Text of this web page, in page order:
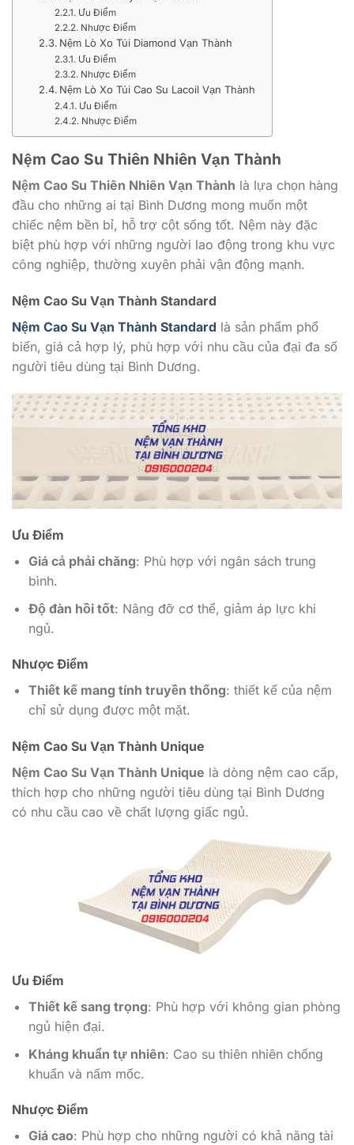
Ưu Điểm
Nhược Điểm
Nệm Lò Xo Túi Diamond Vạn Thành
Ưu Điểm
Nhược Điểm
Nệm Lò Xo Túi Cao Su Lacoil Vạn Thành
Ưu Điểm
Nhược Điểm
Nệm Cao Su Thiên Nhiên Vạn Thành
Nệm Cao Su Thiên Nhiên Vạn Thành là lựa chọn hàng
đầu cho những ai tại Bình Dương mong muốn một
chiếc nệm bền bỉ, hỗ trợ cột sống tốt. Nệm này đặc
biệt phù hợp với những người lao động trong khu vực
công nghiệp, thường xuyên phải vận động mạnh.
Nệm Cao Su Vạn Thành Standard
Nệm Cao Su Vạn Thành Standard là sản phẩm phổ
biến, giá cả hợp lý, phù hợp với nhu cầu của đại đa số
người tiêu dùng tại Bình Dương.
Ưu Điểm
Giá cả phải chăng: Phù hợp với ngân sách trung
bình.
Độ đàn hồi tốt: Nâng đỡ cơ thể, giảm áp lực khi
ngủ.
Nhược Điểm
Thiết kế mang tính truyền thống: thiết kế của nệm
chỉ sử dụng được một mặt.
Nệm Cao Su Vạn Thành Unique
Nệm Cao Su Vạn Thành Unique là dòng nệm cao cấp,
thích hợp cho những người tiêu dùng tại Bình Dương
có nhu cầu cao về chất lượng giấc ngủ.
Ưu Điểm
Thiết kế sang trọng: Phù hợp với không gian phòng
ngủ hiện đại.
Kháng khuẩn tự nhiên: Cao su thiên nhiên chống
khuẩn và nấm mốc.
Nhược Điểm
Giá cao: Phù hợp cho những người có khả năng tài